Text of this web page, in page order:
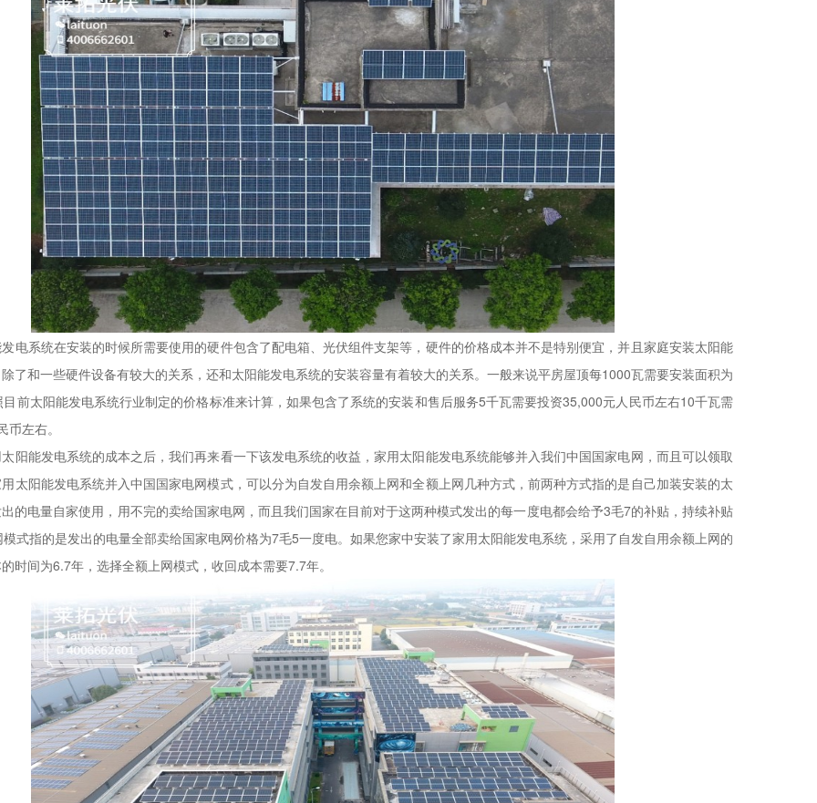
系统在安装的时候所需要使用的硬件包含了配电箱、光伏组件支架等，硬件的价格成本并不是特别便宜，并且家庭安装太阳能
了和一些硬件设备有较大的关系，还和太阳能发电系统的安装容量有着较大的关系。一般来说平房屋顶每1000瓦需要安装面积为
前太阳能发电系统行业制定的价格标准来计算，如果包含了系统的安装和售后服务5千瓦需要投资35,000元人民币左右10千瓦需
左右。
发电系统的成本之后，我们再来看一下该发电系统的收益，家用太阳能发电系统能够并入我们中国国家电网，而且可以领取
太阳能发电系统并入中国国家电网模式，可以分为自发自用余额上网和全额上网几种方式，前两种方式指的是自己加装安装的太
的电量自家使用，用不完的卖给国家电网，而且我们国家在目前对于这两种模式发出的每一度电都会给予3毛7的补贴，持续补贴
式指的是发出的电量全部卖给国家电网价格为7毛5一度电。如果您家中安装了家用太阳能发电系统，采用了自发自用余额上网的
时间为6.7年，选择全额上网模式，收回成本需要7.7年。